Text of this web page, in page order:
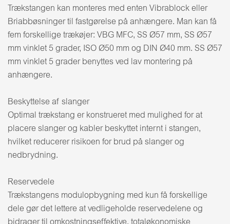
Trækstangen kan monteres med enten Vibrablock eller
Briabbøsninger til fastgørelse på anhængere. Man kan få
fem forskellige trækøjer: VBG MFC, SS Ø57 mm, SS Ø57
mm vinklet 5 grader, ISO Ø50 mm og DIN Ø40 mm. SS Ø57
mm vinklet 5 grader benyttes ved lav montering på
anhængere.
Beskyttelse af slanger
Optimal trækstang er konstrueret med mulighed for at
placere slanger og kabler beskyttet internt i stangen,
hvilket reducerer risikoen for brud på slanger og
nedbrydning.
Reservedele
Trækstangens modulopbygning med kun få forskellige
dele gør det lettere at vedligeholde reservedelene og